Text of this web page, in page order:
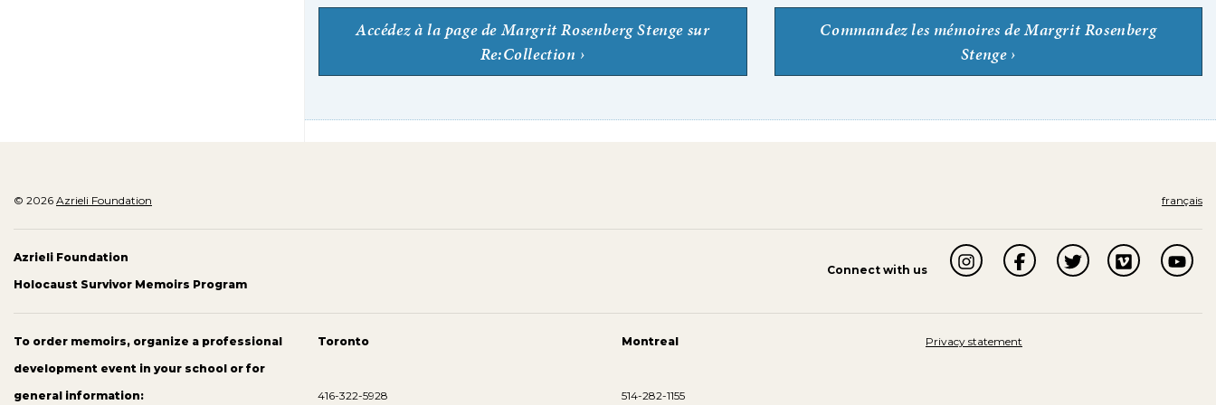
Accédez à la page de Margrit Rosenberg Stenge sur
Re:Collection
Commandez les mémoires de Margrit Rosenberg
Stenge
© 2026 Azrieli Foundation français
Azrieli Foundation
Holocaust Survivor Memoirs Program
Connect with us
To order memoirs, organize a professional
development event in your school or for
general information:
Toronto
416-322-5928
Montreal
514-282-1155
Privacy statement